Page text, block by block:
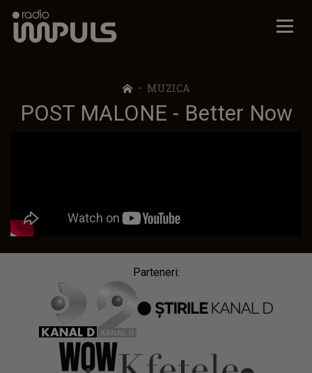
Radio Impuls
MUZICA
POST MALONE - Better Now
Parteneri: